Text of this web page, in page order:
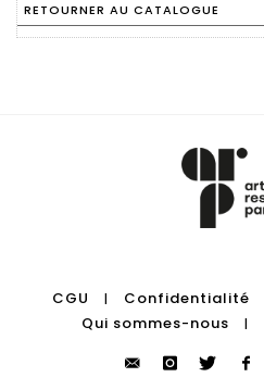
RETOURNER AU CATALOGUE
CGU | Confidentialité
Qui sommes-nous
|